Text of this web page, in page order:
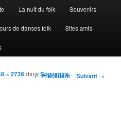
La nuit du folk Souvenirs
de danses folk Sites amis
Navigation des images
← Précédent Suivant →
× 2736dansSouvenirs